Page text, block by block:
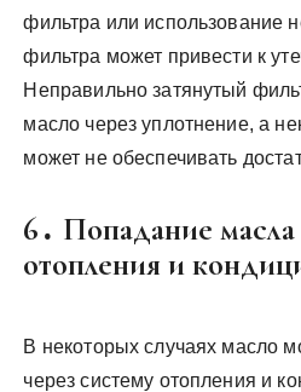
фильтра или использование
фильтра может привести к
Неправильно затянутый
масло через уплотнение, а
может не обеспечивать
6․ Попадание масла
отопления и
В некоторых случаях масло
через систему отопления и